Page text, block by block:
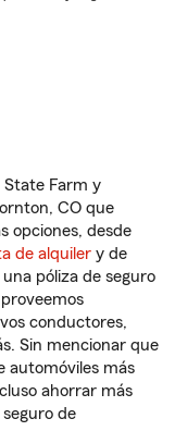
State Farm y
CO que
opciones, desde
de alquiler y de
póliza de seguro
conductores,
Sin mencionar que
automóviles más
ahorrar más
de